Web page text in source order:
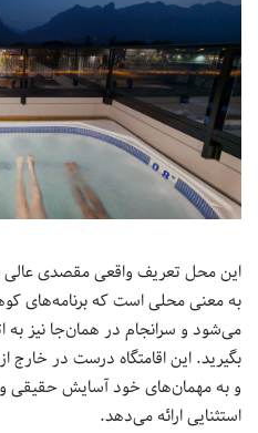
به معنی محلی است که برنامه‌های
می‌شود و سرانجام در همان‌جا نیز به
و به مهمان‌های خود آسایش حقیقی و
استثنایی ارائه می‌دهد.